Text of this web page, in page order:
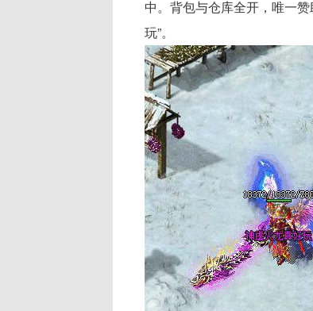
中。背包与仓库全开，唯一
玩”。